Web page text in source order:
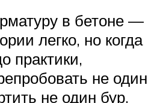
в бетоне —
легко, но когда
практики,
не один
не один бур,